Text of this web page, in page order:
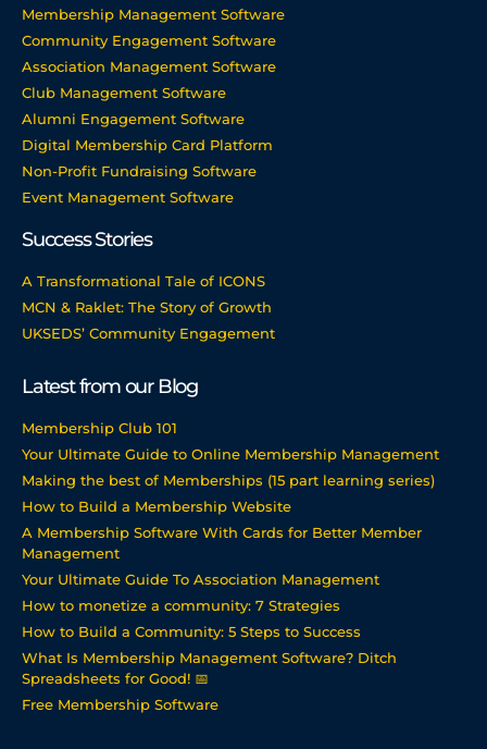
Membership Management Software
Community Engagement Software
Association Management Software
Club Management Software
Alumni Engagement Software
Digital Membership Card Platform
Non-Profit Fundraising Software
Event Management Software
Success Stories
A Transformational Tale of ICONS
MCN & Raklet: The Story of Growth
UKSEDS’ Community Engagement
Latest from our Blog
Membership Club 101
Your Ultimate Guide to Online Membership Management
Making the best of Memberships (15 part learning series)
How to Build a Membership Website
A Membership Software With Cards for Better Member
Management
Your Ultimate Guide To Association Management
How to monetize a community: 7 Strategies
How to Build a Community: 5 Steps to Success
What Is Membership Management Software? Ditch
Spreadsheets for Good! 📅
Free Membership Software